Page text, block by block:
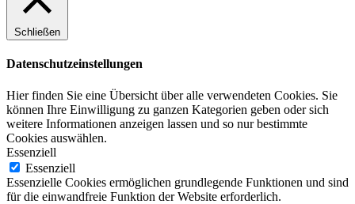
Schließen
Datenschutzeinstellungen
Hier finden Sie eine Übersicht über alle verwendeten Cookies. Sie
können Ihre Einwilligung zu ganzen Kategorien geben oder sich
weitere Informationen anzeigen lassen und so nur bestimmte
Cookies auswählen.
Essenziell
Essenziell
Essenzielle Cookies ermöglichen grundlegende Funktionen und sind
für die einwandfreie Funktion der Website erforderlich.